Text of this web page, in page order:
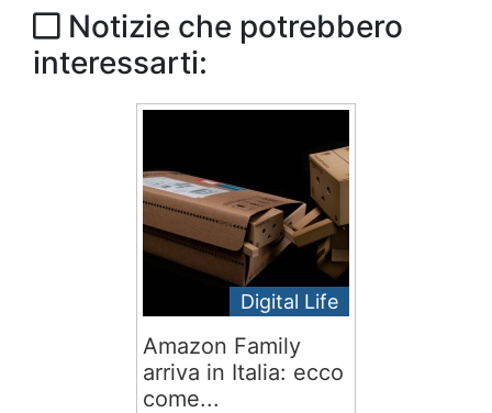
Notizie che potrebbero
interessarti:
Digital Life
Amazon Family
arriva in Italia: ecco
come...